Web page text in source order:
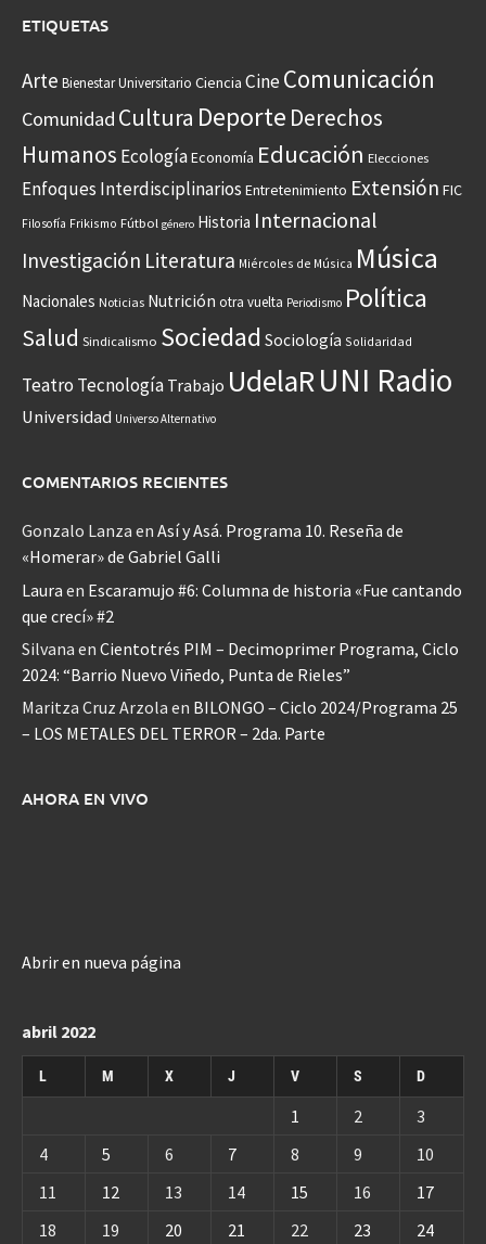
ETIQUETAS
Arte Bienestar Universitario Ciencia CineComunicación
Comunidad Cultura Deporte Derechos
Humanos EcologíaEconomía Educación Elecciones
Enfoques Interdisciplinarios Entretenimiento Extensión FIC
Filosofía Frikismo Fútbol género Historia Internacional
Investigación Literatura Miércoles de Música Música
Nacionales Noticias Nutrición otra vuelta Periodismo Política
Salud Sindicalismo Sociedad Sociología Solidaridad
Teatro Tecnología Trabajo UdelaRUNI Radio
Universidad Universo Alternativo
COMENTARIOS RECIENTES
Gonzalo Lanza en Así y Asá. Programa 10. Reseña de
«Homerar» de Gabriel Galli
Laura en Escaramujo #6: Columna de historia «Fue cantando
que crecí» #2
Silvana en Cientotrés PIM – Decimoprimer Programa, Ciclo
2024: “Barrio Nuevo Viñedo, Punta de Rieles”
Maritza Cruz Arzola en BILONGO – Ciclo 2024/Programa 25
– LOS METALES DEL TERROR – 2da. Parte
AHORA EN VIVO
Abrir en nueva página
abril 2022
L M X J V S D
1 2
3
4
5 6 7 8 9
10
11
12 13 14 15 16
17
18
19 20 21 22 23 24